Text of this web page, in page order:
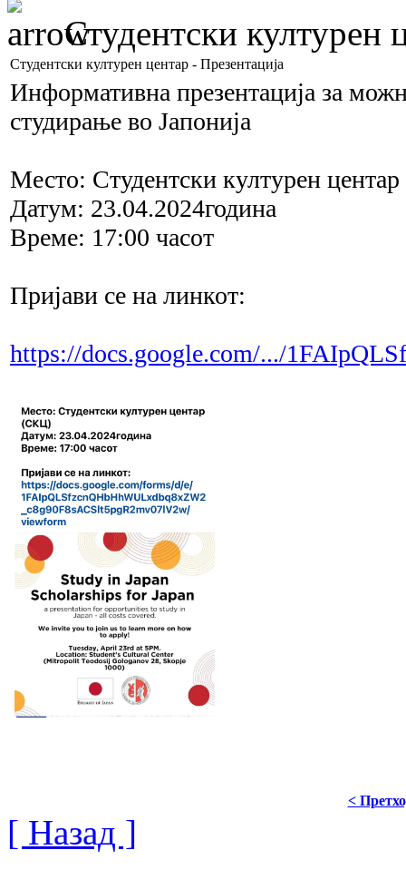
Студентски културен
Студентски културен центар - Презентација
Информативна презентација за
студирање во Јапонија
Место: Студентски културен
Датум: 23.04.2024година
Време: 17:00 часот
Пријави се на линкот:
https://docs.google.com/.../
<
[ Назад ]